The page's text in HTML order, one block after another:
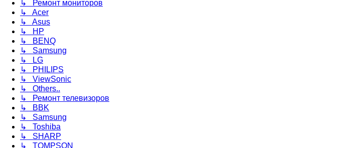
↳ Ремонт мониторов
↳ Acer
↳ Asus
↳ HP
↳ BENQ
↳ Samsung
↳ LG
↳ PHILIPS
↳ ViewSonic
↳ Others..
↳ Ремонт телевизоров
↳ BBK
↳ Samsung
↳ Toshiba
↳ SHARP
↳ TOMPSON